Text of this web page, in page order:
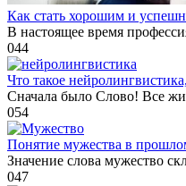
Как стать хорошим и
В настоящее время
044
Что такое
Сначала было Слово! Все
054
Понятие мужества в
Значение слова мужество
047